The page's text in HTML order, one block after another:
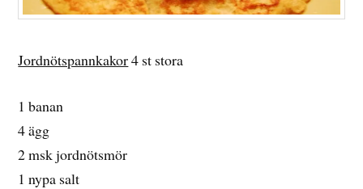
Jordnötspannkakor4 st stora
1 banan
4 ägg
2 msk jordnötsmör
1 nypa salt